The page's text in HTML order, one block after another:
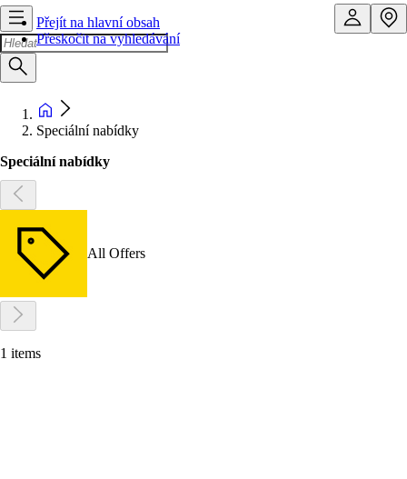
Přejít na hlavní obsah
Přeskočit na vyhledávání
Speciální nabídky
Speciální nabídky
All Offers
1 items